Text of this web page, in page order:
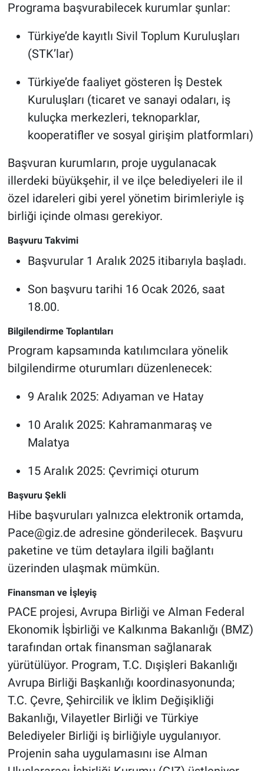
Programa başvurabilecek kurumlar şunlar:
Türkiye’de kayıtlı Sivil Toplum Kuruluşları
(STK’lar)
Türkiye’de faaliyet gösteren İş Destek
Kuruluşları (ticaret ve sanayi odaları, iş
kuluçka merkezleri, teknoparklar,
kooperatifler ve sosyal girişim platformları)
Başvuran kurumların, proje uygulanacak
illerdeki büyükşehir, il ve ilçe belediyeleri ile il
özel idareleri gibi yerel yönetim birimleriyle iş
birliği içinde olması gerekiyor.
Başvuru Takvimi
Başvurular 1 Aralık 2025 itibarıyla başladı.
Son başvuru tarihi 16 Ocak 2026, saat
18.00.
Bilgilendirme Toplantıları
Program kapsamında katılımcılara yönelik
bilgilendirme oturumları düzenlenecek:
9 Aralık 2025: Adıyaman ve Hatay
10 Aralık 2025: Kahramanmaraş ve
Malatya
15 Aralık 2025: Çevrimiçi oturum
Başvuru Şekli
Hibe başvuruları yalnızca elektronik ortamda,
Pace@giz.de adresine gönderilecek. Başvuru
paketine ve tüm detaylara ilgili bağlantı
üzerinden ulaşmak mümkün.
Finansman ve İşleyiş
PACE projesi, Avrupa Birliği ve Alman Federal
Ekonomik İşbirliği ve Kalkınma Bakanlığı (BMZ)
tarafından ortak finansman sağlanarak
yürütülüyor. Program, T.C. Dışişleri Bakanlığı
Avrupa Birliği Başkanlığı koordinasyonunda;
T.C. Çevre, Şehircilik ve İklim Değişikliği
Bakanlığı, Vilayetler Birliği ve Türkiye
Belediyeler Birliği iş birliğiyle uygulanıyor.
Projenin saha uygulamasını ise Alman